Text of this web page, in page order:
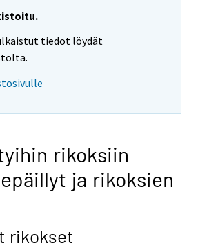
tiedot löydät
rikoksiin
ja rikoksien
rikokset